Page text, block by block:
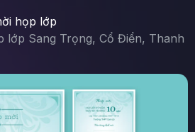
họp lớp
lớp Sang Trọng, Cổ Điển, Thanh